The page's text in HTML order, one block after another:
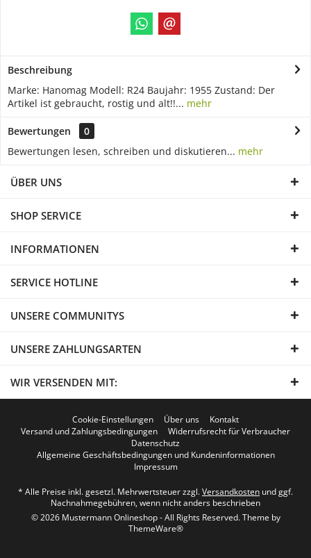
Beschreibung
Marke: Hanomag Modell: R24 Baujahr: 1955 Zustand: Der
Artikel ist gebraucht, rostig und alt!!... mehr
Bewertungen
0
Bewertungen lesen, schreiben und diskutieren... mehr
ÜBER UNS
SHOP SERVICE
INFORMATIONEN
SERVICE HOTLINE
UNSERE COMMUNITYS
UNSERE ZAHLUNGSARTEN
WIR VERSENDEN MIT:
Cookie-Einstellungen Über uns
Kontakt
Versand und Zahlungsbedingungen
Widerrufsrecht für Verbraucher
Datenschutz
Allgemeine Geschäftsbedingungen und Kundeninformationen
Impressum
* Alle Preise inkl. gesetzl. Mehrwertsteuer zzgl.Versandkosten und ggf.
Nachnahmegebühren, wenn nicht anders beschrieben
© 2026 Mustermann Onlineshop - All Rights Reserved. Theme by
ThemeWare®